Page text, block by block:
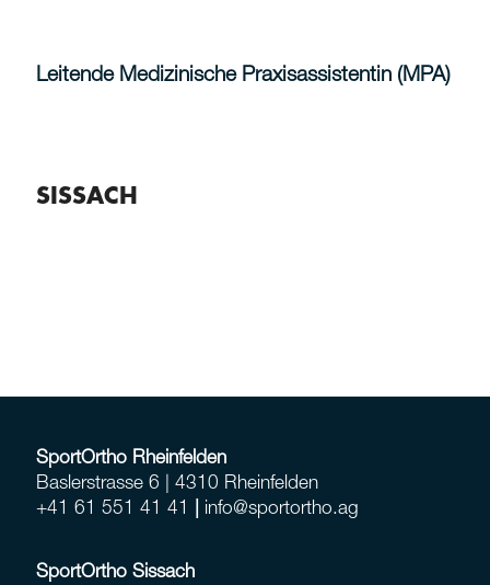
Leitende Medizinische Praxisassistentin (MPA)
SISSACH
SportOrtho Rheinfelden
Baslerstrasse 6 | 4310 Rheinfelden
+41 61 551 41 41 info@sportortho.ag
SportOrtho Sissach